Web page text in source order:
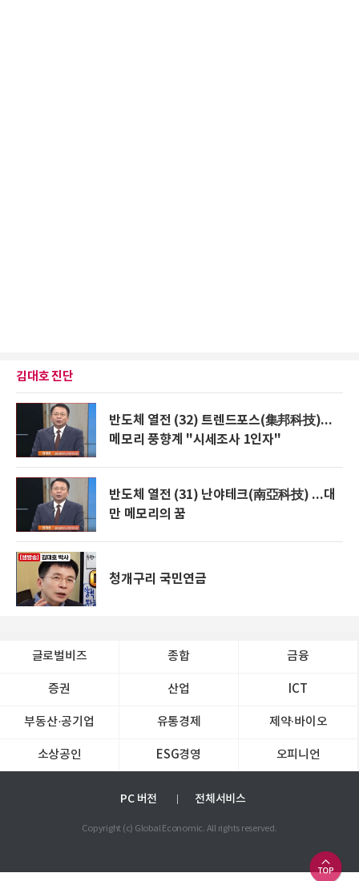
김대호 진단
반도체 열전 (32) 트렌드포스(集邦科技)...
메모리 풍향계 "시세조사 1인자"
반도체 열전 (31) 난야테크(南亞科技) ...대
만 메모리의 꿈
청개구리 국민연금
글로벌비즈 종합 금융
증권 산업 ICT
부동산·공기업 유통경제 제약∙바이오
소상공인 ESG경영 오피니언
PC 버전 전체서비스
Copyright (c) Global Economic. All rights reserved.